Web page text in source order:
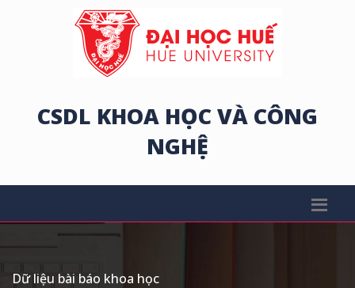
CSDL KHOA HỌC VÀ CÔNG
NGHỆ
Dữ liệu bài báo khoa học